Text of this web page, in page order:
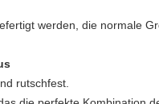
werden, die normale
rutschfest.